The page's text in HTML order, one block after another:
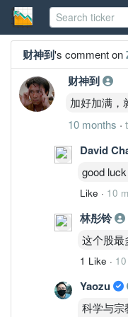
财神到's comment on
财神到
加好加满，
10 months ·
David
good
Like · 10
林彤铃
这个股最
1 Like ·
Yaozu
科学与